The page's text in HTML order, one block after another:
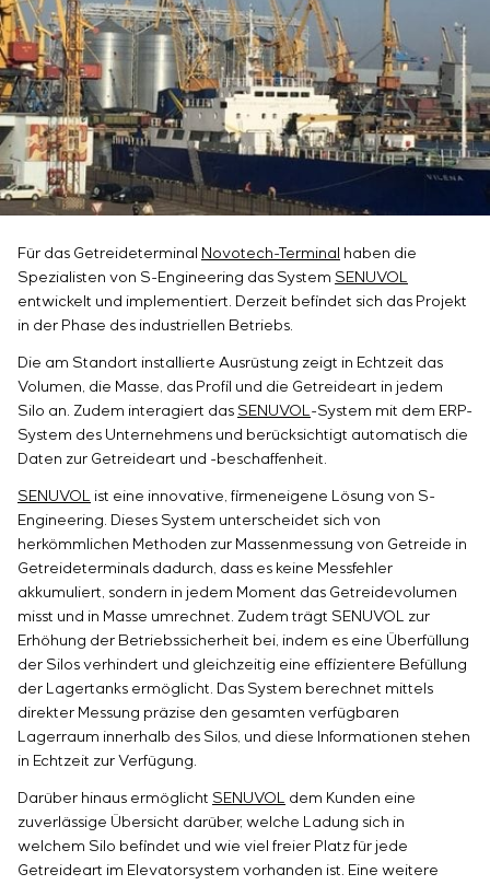
Inbetriebnahme und Schulung des
Kundenpersonals
Projektmanagement
Outsourcing
Beratungsdienstleistungen
Individuelle Entwicklung und Prüfung mit
anschließender Zertifizierung von
Schaltschrankanlagen mit besonderen
Betriebsbedingungen
Entwicklung mathematischer Modelle von
Steuerungsobjekten
Entwicklung spezieller Algorithmen für optimale
und garantierte Steuerung mit anschließender
Inbetriebnahme vor Ort
Entwicklung von Steuerungssystemen mit nicht
standardmäßiger Kaskaden- und mehrstufiger
Struktur mit statischen und adaptiven
Einstellparametern
Energieaudit
Infrastruktur
Chemische Industrie
Zementindustrie
Sivacon S8
Simoprime
Lokale Filter
Schrankfilter
Schieberabsperrungen
Übergangsklappen
Stellenangebote
Praktikum
Veteranen
KONTAKTE
Für das Getreideterminal Novotech-Terminal haben die
Spezialisten von S-Engineering das System SENUVOL
entwickelt und implementiert. Derzeit befindet sich das Projekt
in der Phase des industriellen Betriebs.
Die am Standort installierte Ausrüstung zeigt in Echtzeit das
Volumen, die Masse, das Profil und die Getreideart in jedem
Silo an. Zudem interagiert das SENUVOL-System mit dem ERP-
System des Unternehmens und berücksichtigt automatisch die
Daten zur Getreideart und -beschaffenheit.
SENUVOL ist eine innovative, firmeneigene Lösung von S-
Engineering. Dieses System unterscheidet sich von
herkömmlichen Methoden zur Massenmessung von Getreide in
Getreideterminals dadurch, dass es keine Messfehler
akkumuliert, sondern in jedem Moment das Getreidevolumen
misst und in Masse umrechnet. Zudem trägt SENUVOL zur
Erhöhung der Betriebssicherheit bei, indem es eine Überfüllung
der Silos verhindert und gleichzeitig eine effizientere Befüllung
der Lagertanks ermöglicht. Das System berechnet mittels
direkter Messung präzise den gesamten verfügbaren
Lagerraum innerhalb des Silos, und diese Informationen stehen
in Echtzeit zur Verfügung.
Darüber hinaus ermöglicht SENUVOL dem Kunden eine
zuverlässige Übersicht darüber, welche Ladung sich in
welchem Silo befindet und wie viel freier Platz für jede
Getreideart im Elevatorsystem vorhanden ist. Eine weitere